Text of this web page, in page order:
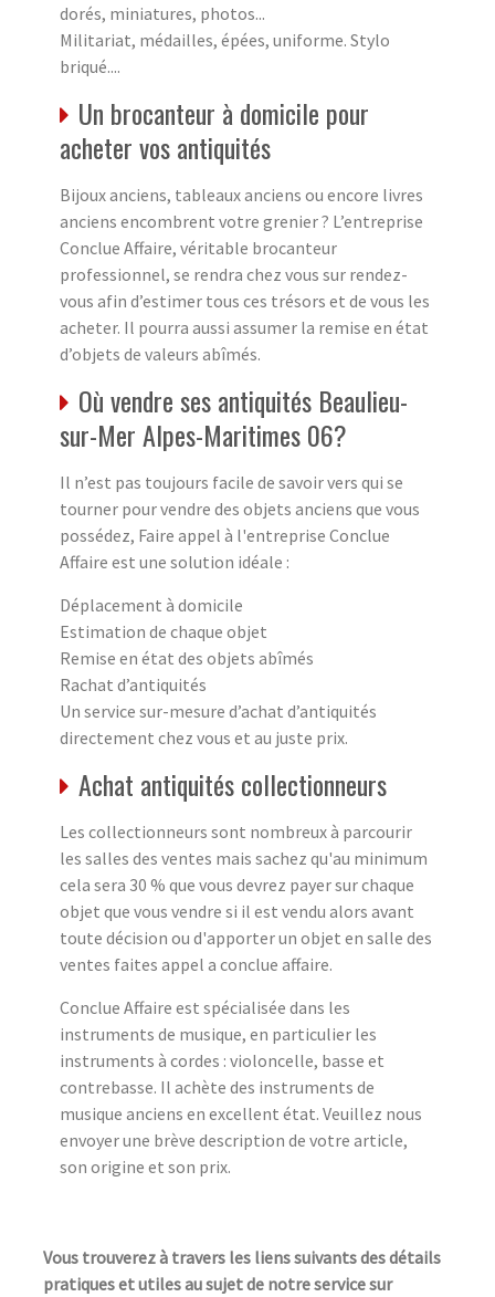
dorés, miniatures, photos...
Militariat, médailles, épées, uniforme. Stylo
briqué....
Un brocanteur à domicile pour
acheter vos antiquités
Bijoux anciens, tableaux anciens ou encore livres
anciens encombrent votre grenier ? L’entreprise
Conclue Affaire, véritable brocanteur
professionnel, se rendra chez vous sur rendez-
vous afin d’estimer tous ces trésors et de vous les
acheter. Il pourra aussi assumer la remise en état
d’objets de valeurs abîmés.
Où vendre ses antiquités Beaulieu-
sur-Mer Alpes-Maritimes 06?
Il n’est pas toujours facile de savoir vers qui se
tourner pour vendre des objets anciens que vous
possédez, Faire appel à l'entreprise Conclue
Affaire est une solution idéale :
Déplacement à domicile
Estimation de chaque objet
Remise en état des objets abîmés
Rachat d’antiquités
Un service sur-mesure d’achat d’antiquités
directement chez vous et au juste prix.
Achat antiquités collectionneurs
Les collectionneurs sont nombreux à parcourir
les salles des ventes mais sachez qu'au minimum
cela sera 30 % que vous devrez payer sur chaque
objet que vous vendre si il est vendu alors avant
toute décision ou d'apporter un objet en salle des
ventes faites appel a conclue affaire.
Conclue Affaire est spécialisée dans les
instruments de musique, en particulier les
instruments à cordes : violoncelle, basse et
contrebasse. Il achète des instruments de
musique anciens en excellent état. Veuillez nous
envoyer une brève description de votre article,
son origine et son prix.
Vous trouverez à travers les liens suivants des détails
pratiques et utiles au sujet de notre service sur